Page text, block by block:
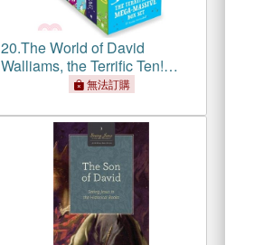
20.The World of David
Walliams, the Terrific Ten!
Mega-Massive Box Set (10
無法訂購